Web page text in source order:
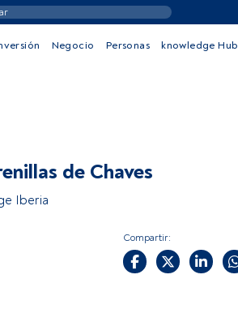
Negocio Personas knowledge Hub
de Chaves
Iberia
Compartir: